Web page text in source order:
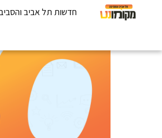
חדשות תל אביב